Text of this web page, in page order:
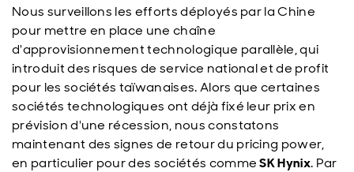
Nous surveillons les efforts déployés par la Chine
pour mettre en place une chaîne
d'approvisionnement technologique parallèle, qui
introduit des risques de service national et de profit
pour les sociétés taïwanaises. Alors que certaines
sociétés technologiques ont déjà fixé leur prix en
prévision d'une récession, nous constatons
maintenant des signes de retour du pricing power,
en particulier pour des sociétés commeSK Hynix. Par